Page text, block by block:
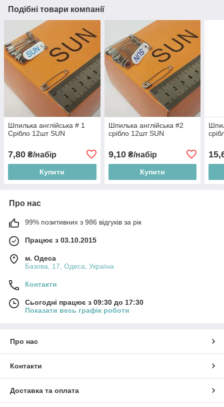
Подібні товари компанії
Шпилька англійська # 1
Срібло 12шт SUN
7,80 ₴/набір
Купити
Шпилька англійська #2
срібло 12шт SUN
9,10₴/набір
Купити
Про нас
99% позитивних з 986 відгуків за рік
Працює з 03.10.2015
м. Одеса
Базова, 17, Одеса, Україна
Контакти
Сьогодні працює з 09:30 до 17:30
Показати весь графік роботи
Про нас
Контакти
Доставка та оплата